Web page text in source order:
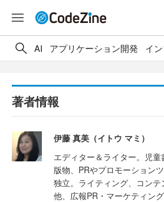
AI アプリケーション開発 イ
著者情報
伊藤 真美（イトウ マミ）
エディター＆ライター。児
版物、PRやプロモーション
独立。ライティング、コン
他、広報PR・マーケティン